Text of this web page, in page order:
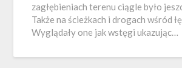
zagłębieniach terenu ciągle było
Także na ścieżkach i drogach wśród
Wyglądały one jak wstęgi ukazując…